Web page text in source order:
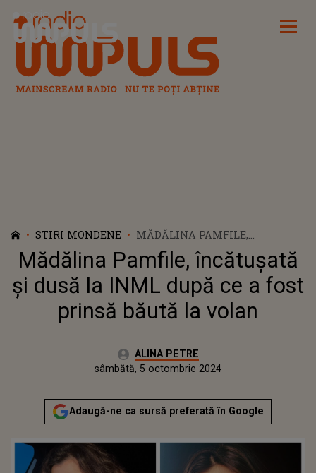
Radio Impuls
STIRI MONDENE
MĂDĂLINA PAMFILE,
ÎNCĂTUȘATĂ ȘI DUSĂ LA INML
DUPĂ CE A FOST PRINSĂ
BĂUTĂ LA VOLAN
Mădălina Pamfile, încătușată
și dusă la INML după ce a fost
prinsă băută la volan
Autor:ALINA PETRE
Publicat:
sâmbătă, 5 octombrie 2024
Adaugă-ne ca sursă preferată în Google